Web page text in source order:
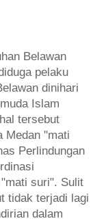
Belawan
pelaku
dinihari
Islam
tersebut
Medan "mati
Perlindungan
suri". Sulit
tidak terjadi lagi
dalam